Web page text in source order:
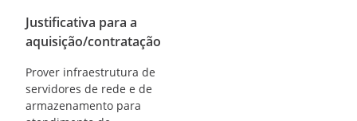
Justificativa para a
aquisição/contratação
Prover infraestrutura de
servidores de rede e de
armazenamento para